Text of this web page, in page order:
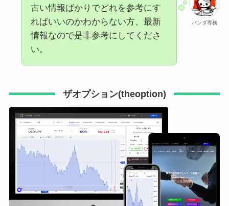
パンダ専務
古い情報ばかりでどれを参考にす
ればいいのかわからない方、最新
情報なので是非参考にしてくださ
い。
ザオプション(theoption)